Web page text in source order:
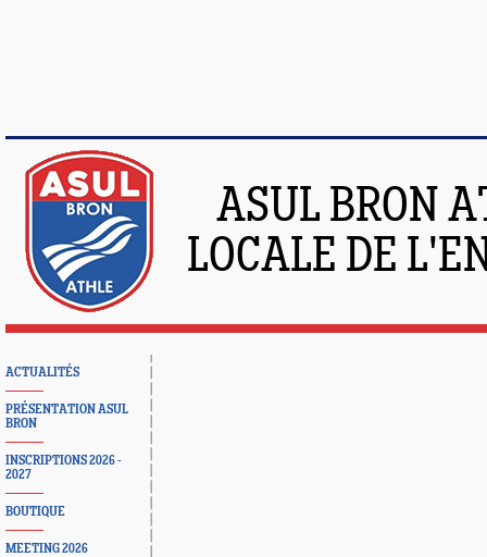
ASUL BRON
LOCALE DE
ACTUALITÉS
PRÉSENTATION ASUL
BRON
INSCRIPTIONS 2026 -
2027
BOUTIQUE
MEETING 2026